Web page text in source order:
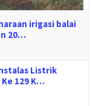
irigasi balai
20…
Listrik
Ke 129 K…